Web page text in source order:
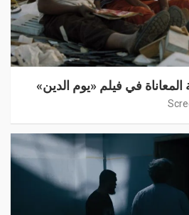
في فيلم «يوم الدين»